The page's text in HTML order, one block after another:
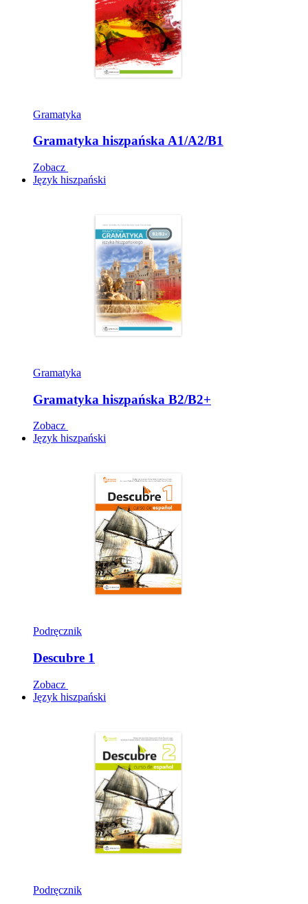
Gramatyka
Gramatyka hiszpańska A1/A2/B1
Zobacz
Język hiszpański
Gramatyka
Gramatyka hiszpańska B2/B2+
Zobacz
Język hiszpański
Podręcznik
Descubre 1
Zobacz
Język hiszpański
Podręcznik